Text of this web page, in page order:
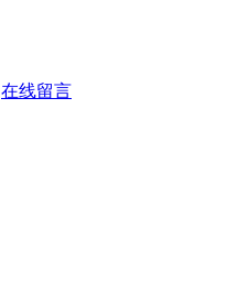
在线留言